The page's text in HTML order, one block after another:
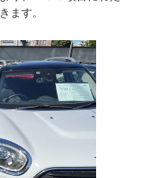
ます。